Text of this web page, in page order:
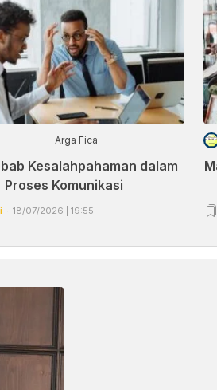
Arga Fica
Kesalahpahaman dalam
Proses Komunikasi
18/07/2026 | 19:55